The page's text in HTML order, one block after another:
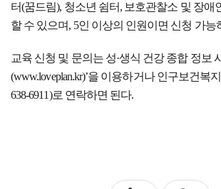
터(꿈드림), 청소년 쉼터, 보호관찰소 및 장애
할 수 있으며, 5인 이상의 인원이면 신청 가능
교육 신청 및 문의는 성·생식 건강 종합 정보
(www.loveplan.kr)’을 이용하거나 인구보건복
638-6911)로 연락하면 된다.